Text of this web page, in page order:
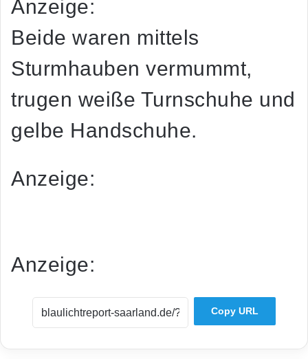
Anzeige:
Beide waren mittels
Sturmhauben vermummt,
trugen weiße Turnschuhe und
gelbe Handschuhe.
Anzeige:
Anzeige:
Copy URL